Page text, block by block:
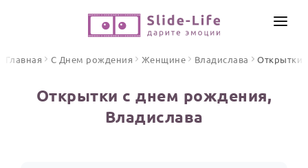
ИНСТРУМЕНТЫ
Главная С Днем рождения Женщине Владислава Открытки
Открытки с днем рождения,
Владислава